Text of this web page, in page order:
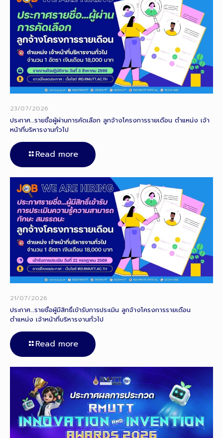
23/07/2026
ประกาศ…รายชื่อผู้ผ่านการคัดเลือก ลูกจ้างโครงการรายเดือน ตำแหน่ง เจ้า
หน้าที่บริหารงานทั่วไป
Read more
21/07/2026
ประกาศ…รายชื่อผู้มีสิทธิ์เข้ารับการประเมิน ลูกจ้างโครงการรายเดือน
ตำแหน่ง เจ้าหน้าที่บริหารงานทั่วไป
Read more